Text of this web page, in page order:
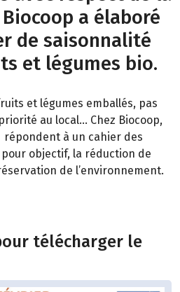
a élaboré
de saisonnalité
et légumes bio.
et légumes emballés, pas
au local… Chez Biocoop,
à un cahier des
objectif, la réduction de
de l’environnement.
télécharger le